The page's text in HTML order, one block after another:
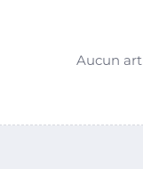
Aucun